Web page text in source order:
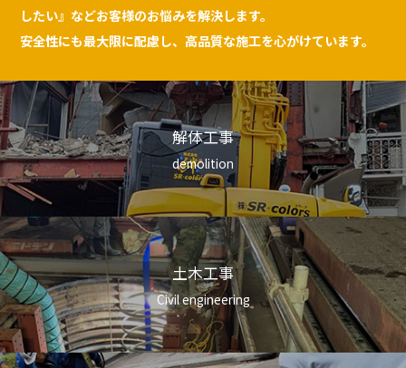
したい』などお客様のお悩みを解決します。
安全性にも最大限に配慮し、高品質な施工を心がけています。
解体工事
demolition
土木工事
Civil engineering